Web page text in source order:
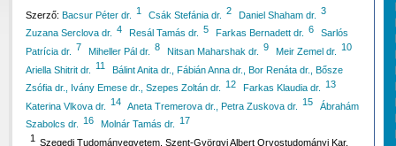
Szerző: Bacsur Péter dr. 1 Csák Stefánia dr. 2 Daniel Shaham dr. 3
Zuzana Serclova dr. 4 Resál Tamás dr. 5 Farkas Bernadett dr. 6
Sarlós
Patrícia dr. 7 Miheller Pál dr. 8 Nitsan Maharshak dr. 9 Meir Zemel dr. 10
Ariella Shitrit dr. 11
Bálint Anita dr., Fábián Anna dr., Bor Renáta dr., Bősze
Zsófia dr., Ivány Emese dr., Szepes Zoltán dr.
12 Farkas Klaudia dr. 13
Katerina Vlkova dr. 14 Aneta Tremerova dr., Petra Zuskova dr. 15
Ábrahám
Szabolcs dr. 16 Molnár Tamás dr. 17
1 Szegedi Tudományegyetem, Szent-Györgyi Albert Orvostudományi Kar,